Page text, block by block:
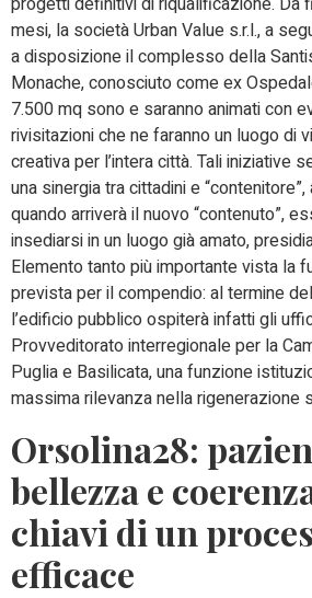
mesi, la società Urban Value s.r.l., a
a disposizione il complesso della
Monache, conosciuto come ex
7.500 mq sono e saranno animati con
rivisitazioni che ne faranno un luogo di
creativa per l’intera città. Tali iniziative
una sinergia tra cittadini e
quando arriverà il nuovo “contenuto”,
insediarsi in un luogo già amato,
Elemento tanto più importante vista la
prevista per il compendio: al termine
l’edificio pubblico ospiterà infatti gli
Provveditorato interregionale per la
Puglia e Basilicata, una funzione
massima rilevanza nella rigenerazione
Orsolina28:
bellezza e
chiavi di un
efficace